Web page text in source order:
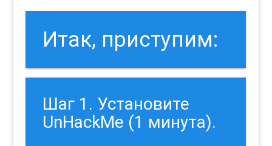
Итак, приступим:
Шаг 1. Установите
UnHackMe (1 минута).